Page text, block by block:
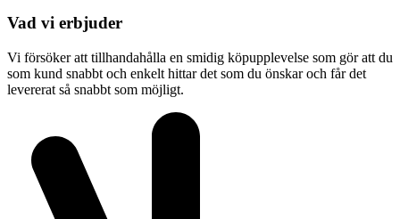
Vad vi erbjuder
Vi försöker att tillhandahålla en smidig köpupplevelse som gör att du
som kund snabbt och enkelt hittar det som du önskar och får det
levererat så snabbt som möjligt.